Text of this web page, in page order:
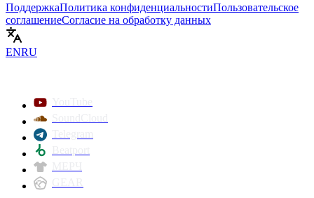
ПоддержкаПолитика конфиденциальностиПользовательское
соглашениеСогласие на обработку данных
ENRU